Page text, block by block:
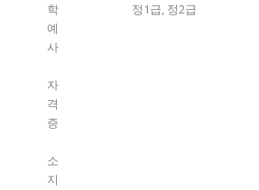
학
예
사
자
격
증
소
지
정1급, 정2급